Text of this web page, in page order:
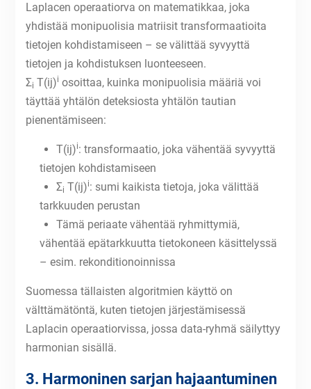
Laplacen operaatiorva on matematikkaa, joka
yhdistää monipuolisia matriisit transformaatioita
tietojen kohdistamiseen – se välittää syvyyttä
tietojen ja kohdistuksen luonteeseen.
Σi T(ij)i osoittaa, kuinka monipuolisia määriä voi
täyttää yhtälön deteksiosta yhtälön tautian
pienentämiseen:
T(ij)i: transformaatio, joka vähentää syvyyttä
tietojen kohdistamiseen
Σi T(ij)i: sumi kaikista tietoja, joka välittää
tarkkuuden perustan
Tämä periaate vähentää ryhmittymiä,
vähentää epätarkkuutta tietokoneen käsittelyssä
– esim. rekonditionoinnissa
Suomessa tällaisten algoritmien käyttö on
välttämätöntä, kuten tietojen järjestämisessä
Laplacin operaatiorvissa, jossa data-ryhmä säilyttyy
harmonian sisällä.
3. Harmoninen sarjan hajaantuminen